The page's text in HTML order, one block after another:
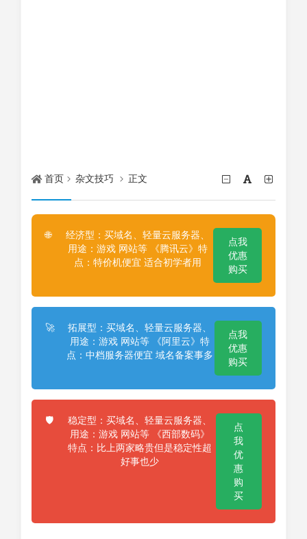
首页 杂文技巧 正文
🌐
经济型：买域名、轻量云服务器、
用途：游戏 网站等 《腾讯云》特
点：特价机便宜 适合初学者用
点我
优惠
购买
🚀
拓展型：买域名、轻量云服务器、
用途：游戏 网站等 《阿里云》特
点：中档服务器便宜 域名备案事多
点我
优惠
购买
🛡️
稳定型：买域名、轻量云服务器、
用途：游戏 网站等 《西部数码》
特点：比上两家略贵但是稳定性超
好事也少
点
我
优
惠
购
买